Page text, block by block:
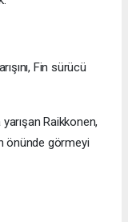
Fin sürücü
Raikkonen,
önünde görmeyi